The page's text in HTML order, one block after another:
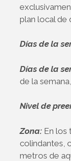
plan local de
Días de la
Días de la
de la
Nivel de
Zona: En los
colindantes,
metros de